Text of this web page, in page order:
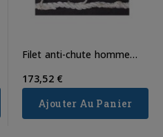
Filet anti-chute homme
173,52 €
Ajouter Au Panier